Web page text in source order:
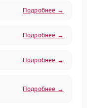
Подробнее →
Подробнее →
Подробнее →
Подробнее →